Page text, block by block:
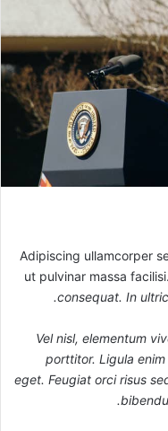
Adipiscing ullamcorper
ut pulvinar massa facilisi.
consequat. In
Vel nisl, elementum
porttitor. Ligula
eget. Feugiat orci risus